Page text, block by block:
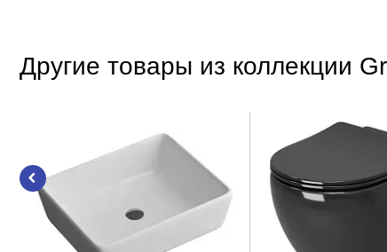
Асимметрия
Установка в угол
Двойная раковина
Особенности
Материал раковины
Другие товары из коллекции